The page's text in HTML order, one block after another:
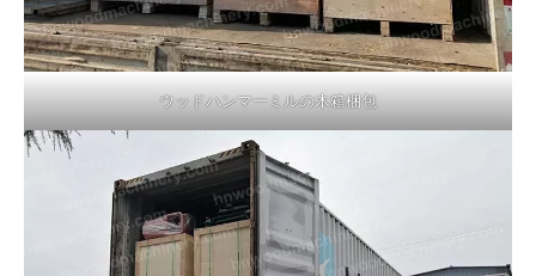
ウッドハンマーミルの木箱梱包